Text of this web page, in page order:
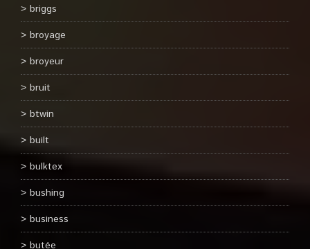
briggs
broyage
broyeur
bruit
btwin
built
bulktex
bushing
business
butée